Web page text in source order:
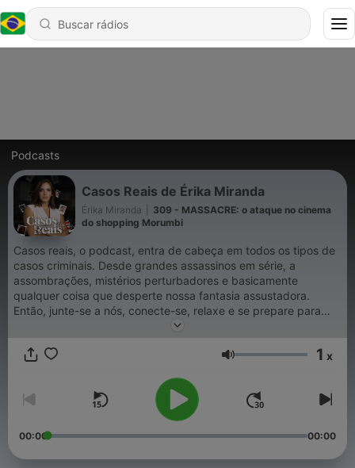
Podcasts
Casos Reais de Érika Miranda
Érika Miranda
309 - MASSACRE: o ataque no cinema
do shopping Morumbi
Casos reais, o podcast, entra de cabeça em todos os tipos de
casos criminais. Desde grandes assassinos em série, a
assombrações, mistérios perturbadores e basicamente
qualquer coisa que desperte nossa fantasia assustadora.
Então, junte-se a nós, conecte-se, relaxe e se prepare para
Volume 1 x
00:00 00:00